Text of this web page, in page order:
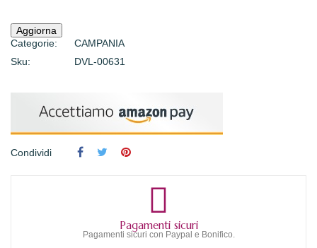
Categorie:
CAMPANIA
Sku:
DVL-00631
Condividi
Pagamenti sicuri
Pagamenti sicuri con Paypal e Bonifico.